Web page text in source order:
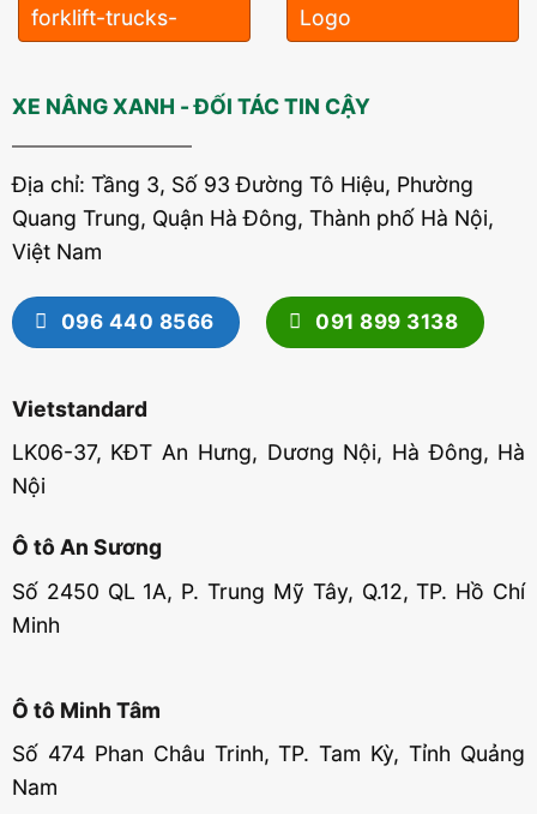
XE NÂNG XANH - ĐỐI TÁC TIN CẬY
Địa chỉ: Tầng 3, Số 93 Đường Tô Hiệu, Phường
Quang Trung, Quận Hà Đông, Thành phố Hà Nội,
Việt Nam
096 440 8566 091 899 3138
Vietstandard
LK06-37, KĐT An Hưng, Dương Nội, Hà Đông, Hà
Nội
Ô tô An Sương
Số 2450 QL 1A, P. Trung Mỹ Tây, Q.12, TP. Hồ Chí
Minh
Ô tô Minh Tâm
Số 474 Phan Châu Trinh, TP. Tam Kỳ, Tỉnh Quảng
Nam